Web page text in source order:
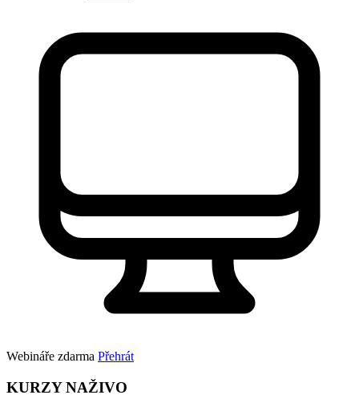
Webináře zdarma Přehrát
KURZY NAŽIVO